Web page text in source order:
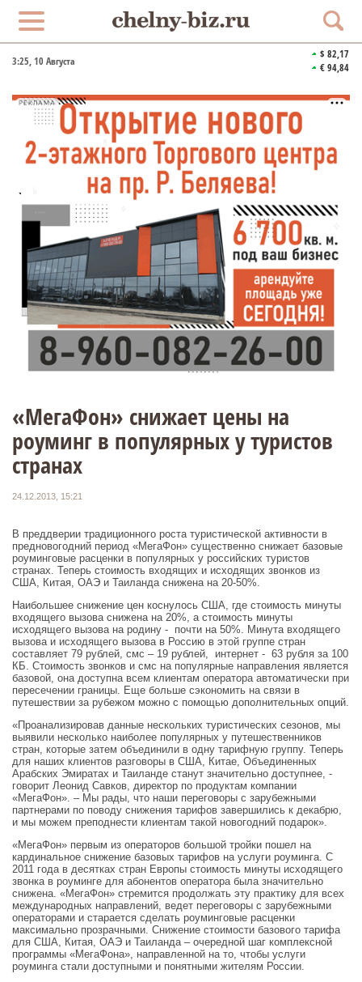
3:26, 10 Августа
$ 82,17
€ 94,84
РЕКЛАМА
«МегаФон» снижает цены на
роуминг в популярных у туристов
странах
24.12.2013, 15:21
В преддверии традиционного роста туристической активности в
предновогодний период «МегаФон» существенно снижает базовые
роуминговые расценки в популярных у российских туристов
странах. Теперь стоимость входящих и исходящих звонков из
США, Китая, ОАЭ и Таиланда снижена на 20-50%.
Наибольшее снижение цен коснулось США, где стоимость минуты
входящего вызова снижена на 20%, а стоимость минуты
исходящего вызова на родину - почти на 50%. Минута входящего
вызова и исходящего вызова в Россию в этой группе стран
составляет 79 рублей, смс – 19 рублей, интернет - 63 рубля за 100
КБ. Стоимость звонков и смс на популярные направления является
базовой, она доступна всем клиентам оператора автоматически при
пересечении границы. Еще больше сэкономить на связи в
путешествии за рубежом можно с помощью дополнительных опций.
«Проанализировав данные нескольких туристических сезонов, мы
выявили несколько наиболее популярных у путешественников
стран, которые затем объединили в одну тарифную группу. Теперь
для наших клиентов разговоры в США, Китае, Объединенных
Арабских Эмиратах и Таиланде станут значительно доступнее, -
говорит Леонид Савков, директор по продуктам компании
«МегаФон». – Мы рады, что наши переговоры с зарубежными
партнерами по поводу снижения тарифов завершились к декабрю,
и мы можем преподнести клиентам такой новогодний подарок».
«МегаФон» первым из операторов большой тройки пошел на
кардинальное снижение базовых тарифов на услуги роуминга. С
2011 года в десятках стран Европы стоимость минуты исходящего
звонка в роуминге для абонентов оператора была значительно
снижена. «МегаФон» стремится продолжать эту практику для всех
международных направлений, ведет переговоры с зарубежными
операторами и старается сделать роуминговые расценки
максимально прозрачными. Снижение стоимости базового тарифа
для США, Китая, ОАЭ и Таиланда – очередной шаг комплексной
программы «МегаФона», направленной на то, чтобы услуги
роуминга стали доступными и понятными жителям России.